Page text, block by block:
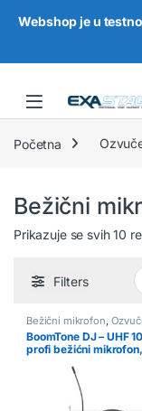
Skip to navigation
Skip to content
Početna
Bežični
Prikazuje se svih 10
Filters
Bežični mikrofon,
BoomTone DJ – UHF
profi bežićni
Webshop je u